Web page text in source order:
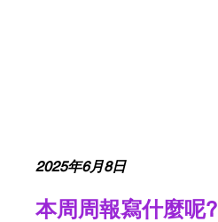
2025年6月8日
本周周報寫什麼呢?